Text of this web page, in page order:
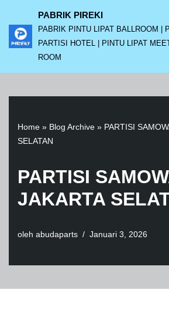
Lompat
ke
PABRIK PIREKI
PABRIK PINTU LIPAT BALLROOM |
PARTISI HOTEL | PINTU LIPAT
ROOM
Home » Blog Archive » PARTISI
SELATAN
PARTISI
JAKARTA
oleh abudaparts Januari 3, 2026